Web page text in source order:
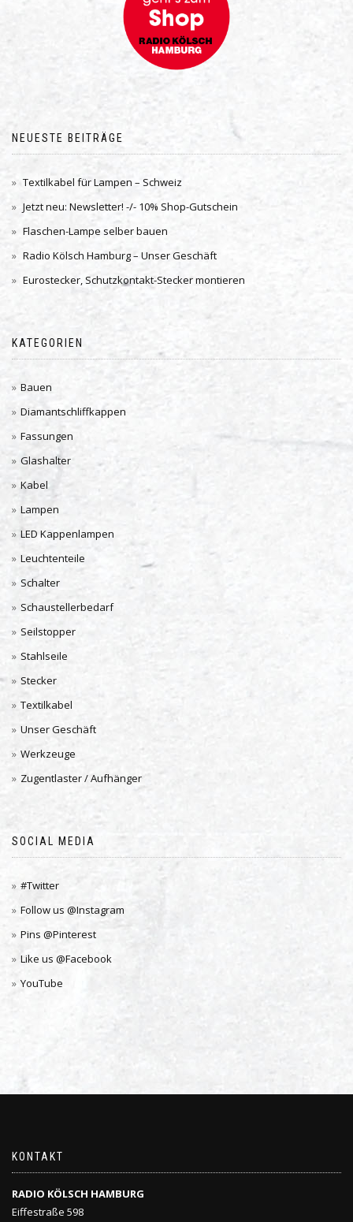
NEUESTE BEITRÄGE
Textilkabel für Lampen – Schweiz
Jetzt neu: Newsletter! -/- 10% Shop-Gutschein
Flaschen-Lampe selber bauen
Radio Kölsch Hamburg – Unser Geschäft
Eurostecker, Schutzkontakt-Stecker montieren
KATEGORIEN
Bauen
Diamantschliffkappen
Fassungen
Glashalter
Kabel
Lampen
LED Kappenlampen
Leuchtenteile
Schalter
Schaustellerbedarf
Seilstopper
Stahlseile
Stecker
Textilkabel
Unser Geschäft
Werkzeuge
Zugentlaster / Aufhänger
SOCIAL MEDIA
#Twitter
Follow us @Instagram
Pins @Pinterest
Like us @Facebook
YouTube
KONTAKT
RADIO KÖLSCH HAMBURG
Eiffestraße 598